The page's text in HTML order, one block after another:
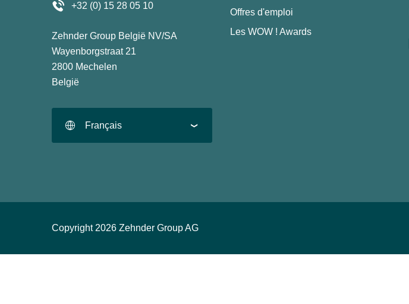
+32 (0) 15 28 05 10
Zehnder Group België NV/SA
Wayenborgstraat 21
2800 Mechelen
België
Français
Offres d'emploi
Les WOW ! Awards
Copyright 2026 Zehnder Group AG